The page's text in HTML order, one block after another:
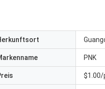
PNK
$1.00/